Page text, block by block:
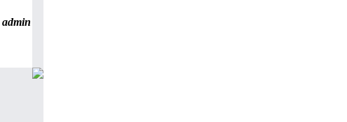
admin